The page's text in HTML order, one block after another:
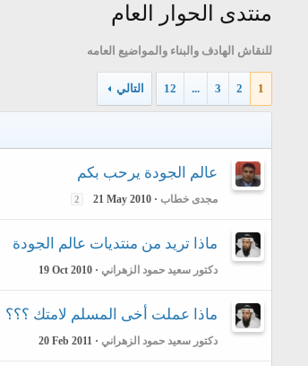
منتدى الحوار العام
للنقاش الهادف والبناء والمواضيع العامه
1
2
3
...
12 التالي
عالم الجودة يرحب بكم
مجدى خطاب 21 May 2010
2
ماذا تريد من منتديات عالم الجودة
دكتور سعيد حمود الزهراني 19 Oct 2010
ماذا عملت أخى المسلم لامتك ؟؟؟
دكتور سعيد حمود الزهراني 20 Feb 2011